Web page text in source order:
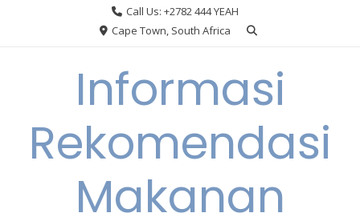
Call Us: +2782 444 YEAH
Cape Town, South Africa
Informasi
Rekomendasi
Makanan